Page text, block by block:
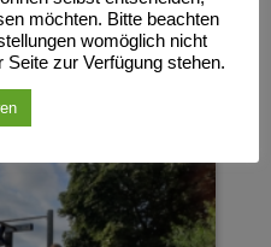
möchten. Bitte beachten
womöglich nicht
Seite zur Verfügung stehen.